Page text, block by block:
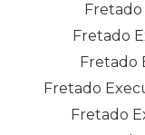
Fretado
Fretado
Fretado
Fretado
Fretado